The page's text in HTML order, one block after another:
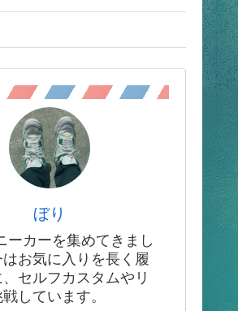
ぼり
ーカーを集めてきまし
お気に入りを長く履
、セルフカスタムやリ
しています。